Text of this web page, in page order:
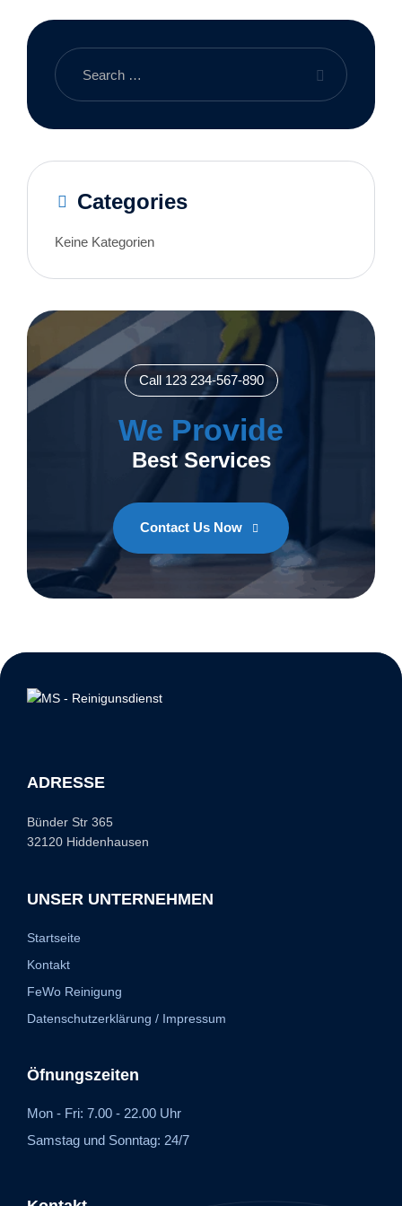
Categories
Keine Kategorien
Call 123 234-567-890
We Provide
Best Services
Contact Us Now
ADRESSE
Bünder Str 365
32120 Hiddenhausen
UNSER UNTERNEHMEN
Startseite
Kontakt
FeWo Reinigung
Datenschutzerklärung / Impressum
Öfnungszeiten
Mon - Fri: 7.00 - 22.00 Uhr
Samstag und Sonntag: 24/7